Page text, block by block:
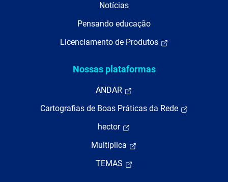
Notícias
Pensando educação
Licenciamento de Produtos
Nossas plataformas
ANDAR
Cartografias de Boas Práticas da Rede
hector
Multiplica
TEMAS